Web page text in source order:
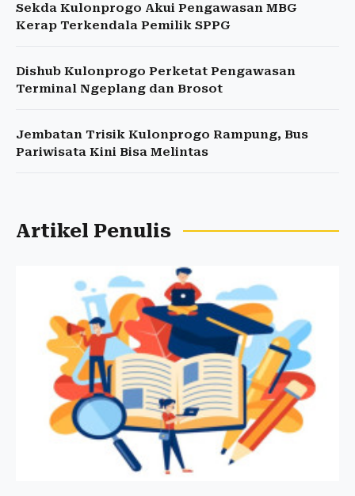
Sekda Kulonprogo Akui Pengawasan MBG
Kerap Terkendala Pemilik SPPG
Dishub Kulonprogo Perketat Pengawasan
Terminal Ngeplang dan Brosot
Jembatan Trisik Kulonprogo Rampung, Bus
Pariwisata Kini Bisa Melintas
Artikel Penulis